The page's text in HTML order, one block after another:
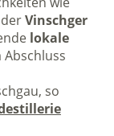
Vinschger
lokale
Abschluss
so